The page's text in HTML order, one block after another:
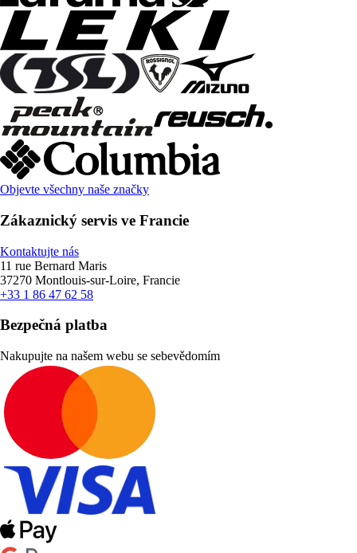
Objevte všechny naše značky
Zákaznický servis ve Francie
Kontaktujte nás
11 rue Bernard Maris
37270 Montlouis-sur-Loire, Francie
+33 1 86 47 62 58
Bezpečná platba
Nakupujte na našem webu se sebevědomím